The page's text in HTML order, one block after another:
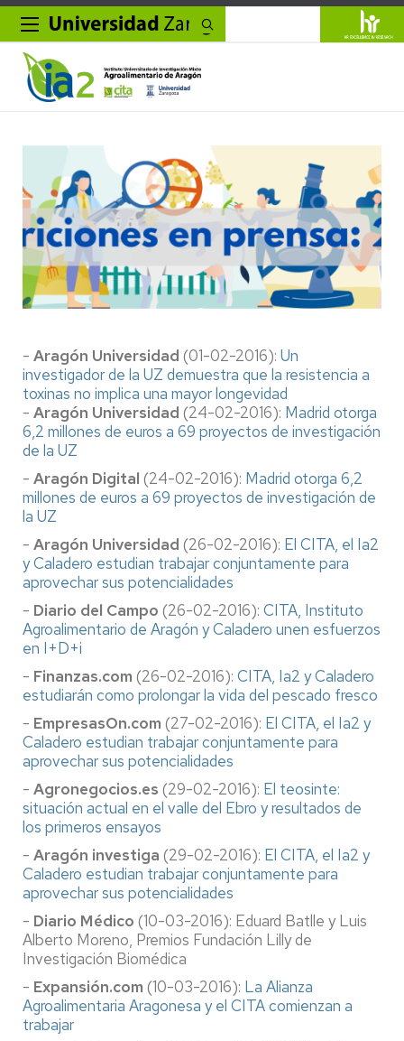
- Aragón Universidad (01-02-2016): Un
investigador de la UZ demuestra que la resistencia a
toxinas no implica una mayor longevidad
- Aragón Universidad (24-02-2016): Madrid otorga
6,2 millones de euros a 69 proyectos de investigación
de la UZ
- Aragón Digital (24-02-2016): Madrid otorga 6,2
millones de euros a 69 proyectos de investigación de
la UZ
- Aragón Universidad (26-02-2016): El CITA, el Ia2
y Caladero estudian trabajar conjuntamente para
aprovechar sus potencialidades
- Diario del Campo (26-02-2016): CITA, Instituto
Agroalimentario de Aragón y Caladero unen esfuerzos
en I+D+i
- Finanzas.com (26-02-2016): CITA, Ia2 y Caladero
estudiarán como prolongar la vida del pescado fresco
- EmpresasOn.com (27-02-2016): El CITA, el Ia2 y
Caladero estudian trabajar conjuntamente para
aprovechar sus potencialidades
- Agronegocios.es (29-02-2016): El teosinte:
situación actual en el valle del Ebro y resultados de
los primeros ensayos
- Aragón investiga (29-02-2016): El CITA, el Ia2 y
Caladero estudian trabajar conjuntamente para
aprovechar sus potencialidades
- Diario Médico (10-03-2016): Eduard Batlle y Luis
Alberto Moreno, Premios Fundación Lilly de
Investigación Biomédica
- Expansión.com (10-03-2016): La Alianza
Agroalimentaria Aragonesa y el CITA comienzan a
trabajar